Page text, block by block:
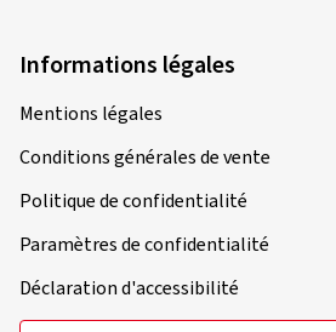
Informations légales
Mentions légales
Conditions générales de vente
Politique de confidentialité
Paramètres de confidentialité
Déclaration d'accessibilité